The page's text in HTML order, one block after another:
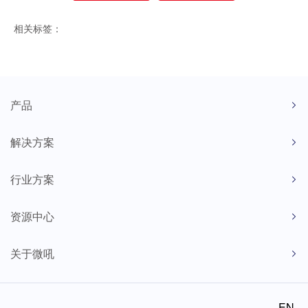
相关标签：
产品
解决方案
行业方案
资源中心
关于微吼